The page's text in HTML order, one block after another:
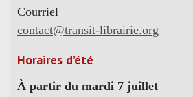
Courriel
contact@transit-librairie.org
Horaires d’été
À partir du mardi 7 juillet